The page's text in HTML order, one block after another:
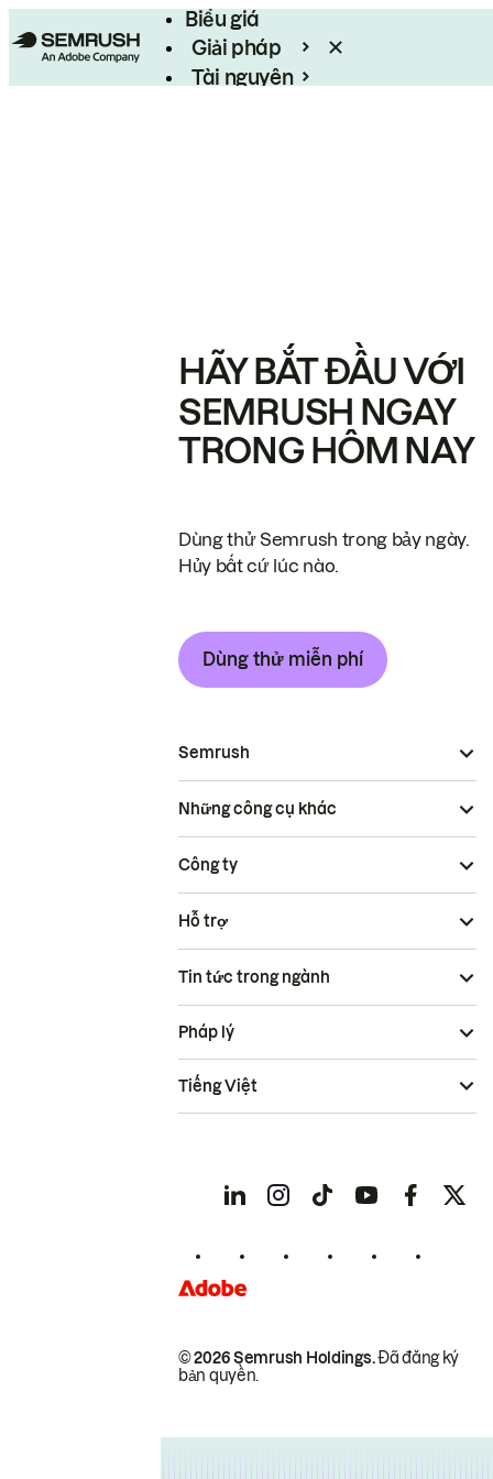
Biểu giá
Giải pháp
Tài nguyên
HÃY BẮT ĐẦU VỚI
SEMRUSH NGAY
TRONG HÔM NAY
Dùng thử Semrush trong bảy ngày.
Hủy bất cứ lúc nào.
Dùng thử miễn phí
Semrush
Những công cụ khác
Công ty
Hỗ trợ
Tin tức trong ngành
© 2026 Semrush Holdings.Đã đăng ký
bản quyền.
Pháp lý
Tiếng Việt